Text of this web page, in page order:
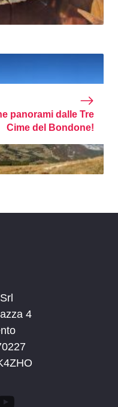
panorami dalle Tre
Cime del Bondone!
4